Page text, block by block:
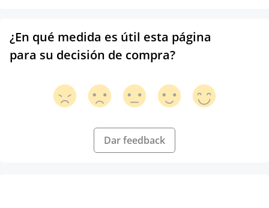
¿En qué medida es útil esta página
para su decisión de compra?
Dar feedback